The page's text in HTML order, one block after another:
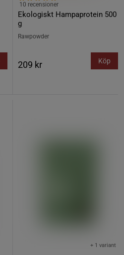
Ekologiskt Hampaprotein 500
g
10 recensioner
Rawpowder
209 kr Köp
+ 1 variant